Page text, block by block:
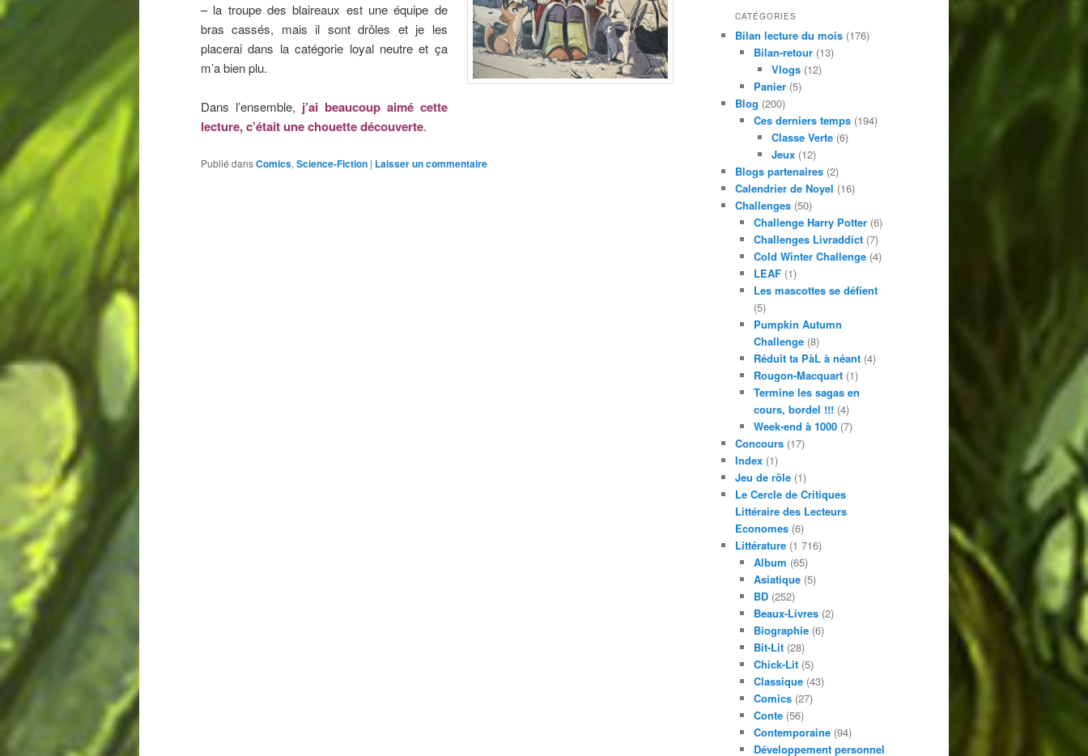
– la troupe des blaireaux est une équipe de
bras cassés, mais il sont drôles et je les
placerai dans la catégorie loyal neutre et ça
m’a bien plu.
Dans l’ensemble, j’ai beaucoup aimé cette
lecture, c’était une chouette découverte.
Publié dansComics, Science-Fiction | Laisser un commentaire
CATÉGORIES
Bilan lecture du mois (176)
Bilan-retour(13)
Vlogs (12)
Panier(5)
Blog (200)
Ces derniers temps(194)
Classe Verte (6)
Jeux (12)
Blogs partenaires (2)
Calendrier de Noyel (16)
Challenges (50)
Challenge Harry Potter(6)
Challenges Livraddict(7)
Cold Winter Challenge(4)
LEAF(1)
Les mascottes se défient
(5)
Pumpkin Autumn
Challenge(8)
Réduit ta PàL à néant(4)
Rougon-Macquart(1)
Termine les sagas en
cours, bordel !!!(4)
Week-end à 1000(7)
Concours (17)
Index (1)
Jeu de rôle (1)
Le Cercle de Critiques
Littéraire des Lecteurs
Economes (6)
Littérature (1 716)
Album (65)
Asiatique(5)
BD(252)
Beaux-Livres(2)
Biographie(6)
Bit-Lit(28)
Chick-Lit(5)
Classique(43)
Comics(27)
Conte(56)
Contemporaine(94)
Développement personnel